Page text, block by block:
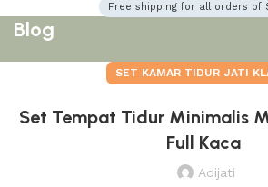
Free shipping for all orders of
Blog
SET KAMAR TIDUR JATI
Set Tempat Tidur Minimalis
Full Kaca
Adijati